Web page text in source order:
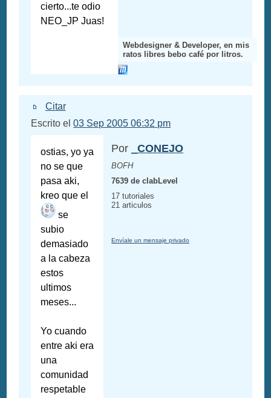
cierto...te odio
NEO_JP Juas!
Webdesigner & Developer, en mis
ratos libres bebo café por litros.
Citar
Escrito el03 Sep 2005 06:32 pm
ostias, yo ya
no se que
pasa aki,
kreo que el
se
subio
demasiado
a la cabeza
estos
ultimos
meses...
Yo cuando
entre aki era
una
comunidad
respetable
Por _CONEJO
BOFH
7639 de clabLevel
17 tutoriales
21 articulos
Envíale un mensaje privado